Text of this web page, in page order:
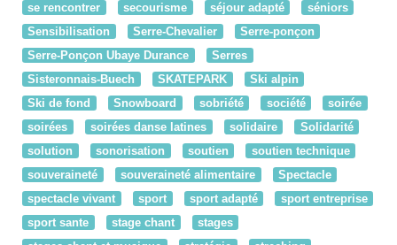
se rencontrer
secourisme séjour adapté
séniors
Sensibilisation
Serre-Chevalier
Serre-ponçon
Serre-Ponçon Ubaye Durance
Serres
Sisteronnais-Buech
SKATEPARK
Ski alpin
Ski de fond
Snowboard sobriété société
soirée
soirées
soirées danse latines solidaire
Solidarité
solution
sonorisation soutien
soutien technique
souveraineté
souveraineté alimentaire
Spectacle
spectacle vivant
sport sport adapté
sport entreprise
sport sante
stage chant
stages